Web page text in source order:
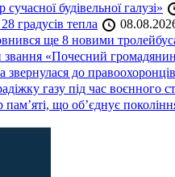
будівельної галузі»
градусів тепла
ще 8 новими
«Почесний
до правоохоронців
газу під час воєнного
що об’єднує